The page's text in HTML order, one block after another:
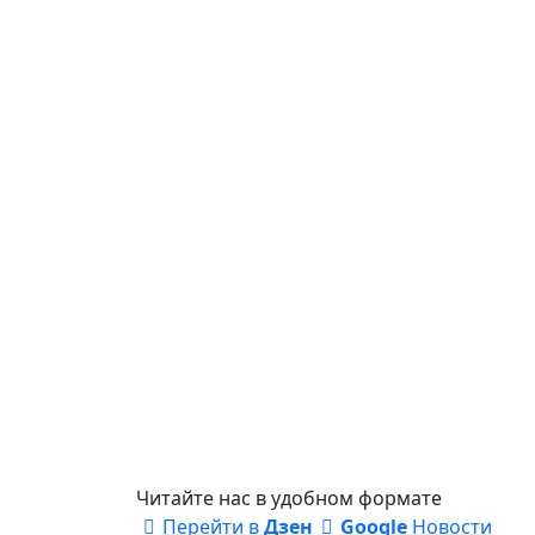
Читайте нас в удобном формате
Перейти вДзен GoogleНовости